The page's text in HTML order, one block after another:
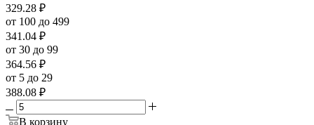
329.28 ₽
от 100 до 499
341.04 ₽
от 30 до 99
364.56 ₽
от 5 до 29
388.08 ₽
В корзину